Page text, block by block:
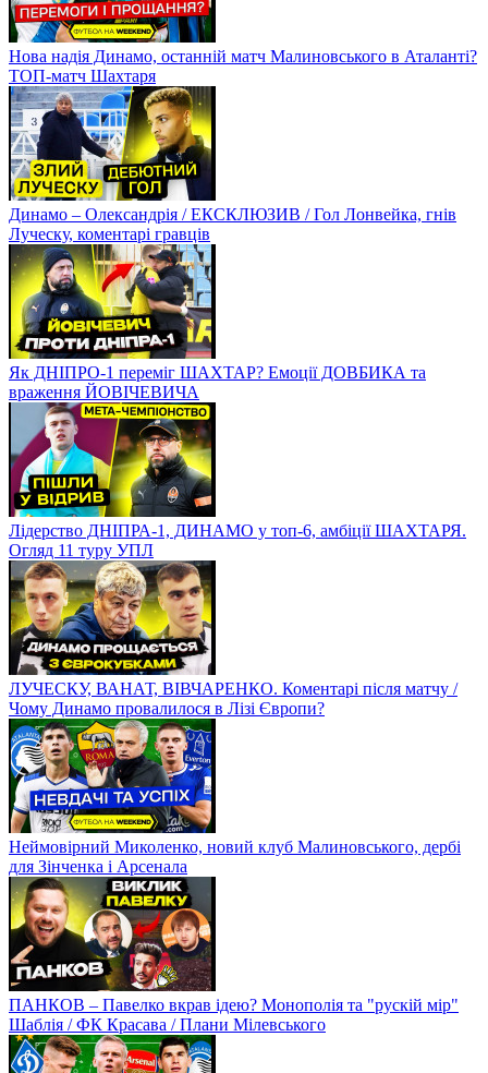
Нова надія Динамо, останній матч Малиновського в Аталанті?
ТОП-матч Шахтаря
Динамо – Олександрія / ЕКСКЛЮЗИВ / Гол Лонвейка, гнів
Луческу, коментарі гравців
Як ДНІПРО-1 переміг ШАХТАР? Емоції ДОВБИКА та
враження ЙОВІЧЕВИЧА
Лідерство ДНІПРА-1, ДИНАМО у топ-6, амбіції ШАХТАРЯ.
Огляд 11 туру УПЛ
ЛУЧЕСКУ, ВАНАТ, ВІВЧАРЕНКО. Коментарі після матчу /
Чому Динамо провалилося в Лізі Європи?
Неймовірний Миколенко, новий клуб Малиновського, дербі
для Зінченка і Арсенала
ПАНКОВ – Павелко вкрав ідею? Монополія та "рускій мір"
Шаблія / ФК Красава / Плани Мілевського